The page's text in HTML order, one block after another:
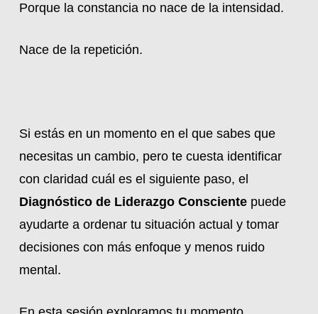
Porque la constancia no nace de la intensidad.
Nace de la repetición.
Si estás en un momento en el que sabes que
necesitas un cambio, pero te cuesta identificar
con claridad cuál es el siguiente paso, el
Diagnóstico de Liderazgo Conscientepuede
ayudarte a ordenar tu situación actual y tomar
decisiones con más enfoque y menos ruido
mental.